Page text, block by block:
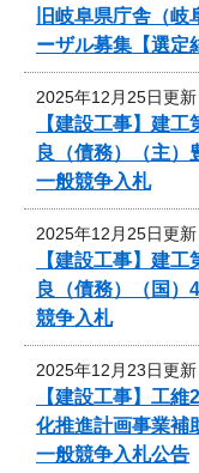
旧岐阜県庁舎（
ーザル募集【選定
2025年12月25日更新
【建設工事】建
良（債務）（主
一般競争入札
2025年12月25日更新
【建設工事】建
良（債務）（国
競争入札
2025年12月23日更新
【建設工事】工
化推進計画事業
一般競争入札公告